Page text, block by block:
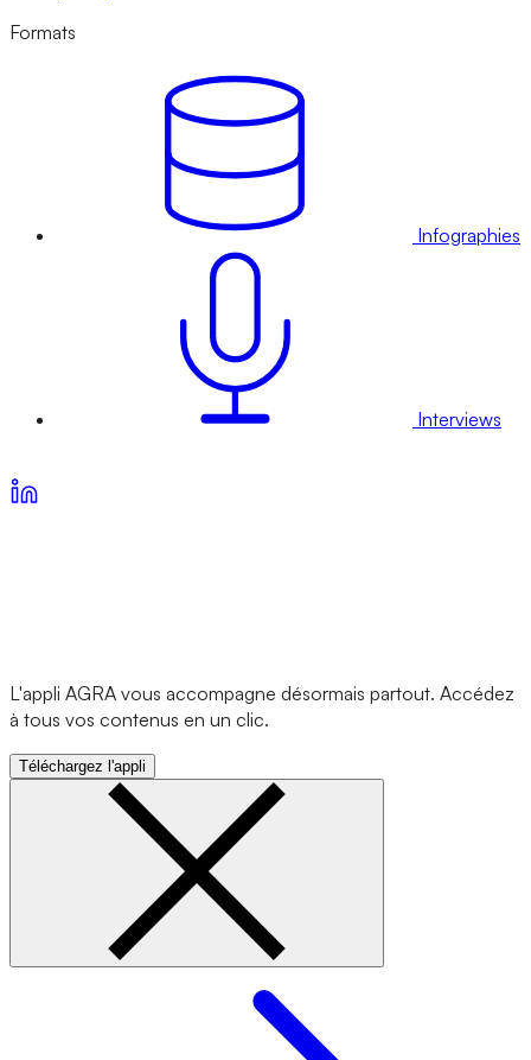
Formats
Infographies
Interviews
L'appli AGRA vous accompagne désormais partout. Accédez
à tous vos contenus en un clic.
Téléchargez l'appli